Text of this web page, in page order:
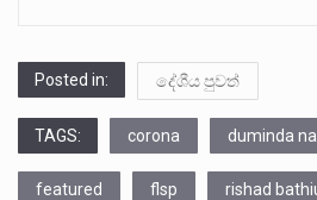
Posted in: දේශීය පුවත්
TAGS: corona duminda
featured flsp rishad